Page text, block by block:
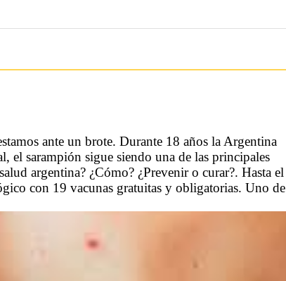
ante un brote. Durante 18 años la Argentina
el sarampión sigue siendo una de las principales
argentina? ¿Cómo? ¿Prevenir o curar?. Hasta el
con 19 vacunas gratuitas y obligatorias. Uno de